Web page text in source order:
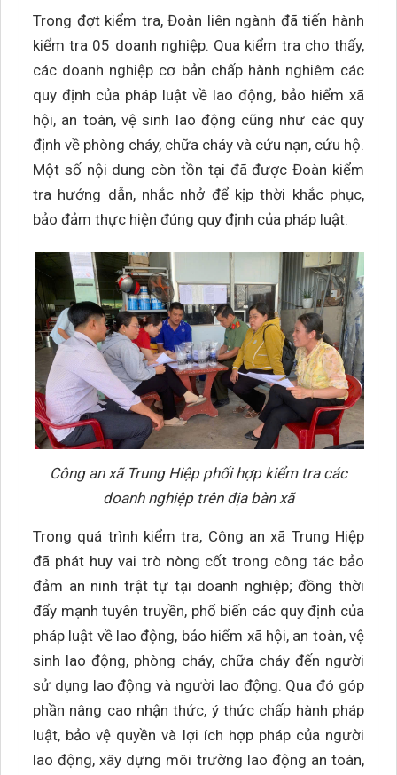
Trong đợt kiểm tra, Đoàn liên ngành đã tiến hành
kiểm tra 05 doanh nghiệp. Qua kiểm tra cho thấy,
các doanh nghiệp cơ bản chấp hành nghiêm các
quy định của pháp luật về lao động, bảo hiểm xã
hội, an toàn, vệ sinh lao động cũng như các quy
định về phòng cháy, chữa cháy và cứu nạn, cứu hộ.
Một số nội dung còn tồn tại đã được Đoàn kiểm
tra hướng dẫn, nhắc nhở để kịp thời khắc phục,
bảo đảm thực hiện đúng quy định của pháp luật.
Công an xã Trung Hiệp phối hợp kiểm tra các
doanh nghiệp trên địa bàn xã
Trong quá trình kiểm tra, Công an xã Trung Hiệp
đã phát huy vai trò nòng cốt trong công tác bảo
đảm an ninh trật tự tại doanh nghiệp; đồng thời
đẩy mạnh tuyên truyền, phổ biến các quy định của
pháp luật về lao động, bảo hiểm xã hội, an toàn, vệ
sinh lao động, phòng cháy, chữa cháy đến người
sử dụng lao động và người lao động. Qua đó góp
phần nâng cao nhận thức, ý thức chấp hành pháp
luật, bảo vệ quyền và lợi ích hợp pháp của người
lao động, xây dựng môi trường lao động an toàn,